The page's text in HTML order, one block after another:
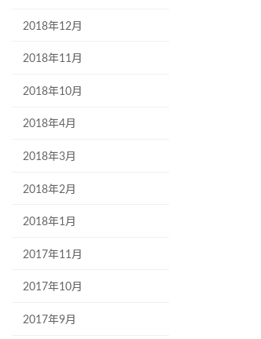
2018年12月
2018年11月
2018年10月
2018年4月
2018年3月
2018年2月
2018年1月
2017年11月
2017年10月
2017年9月